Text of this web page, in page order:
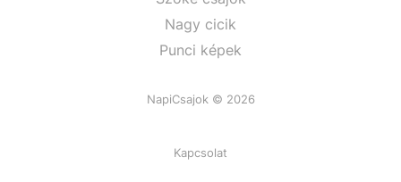
Nagy cicik
Punci képek
NapiCsajok © 2026
Kapcsolat